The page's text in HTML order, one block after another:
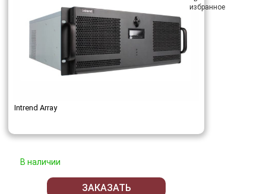
Intrend Array
В наличии
ЗАКАЗАТЬ